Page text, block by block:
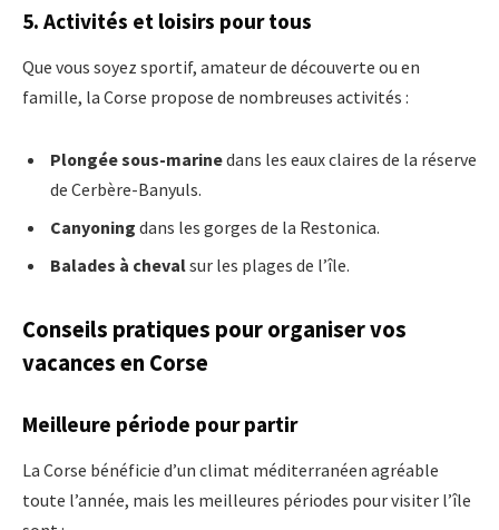
5. Activités et loisirs pour tous
Que vous soyez sportif, amateur de découverte ou en
famille, la Corse propose de nombreuses activités :
Plongée sous-marinedans les eaux claires de la réserve
de Cerbère-Banyuls.
Canyoning dans les gorges de la Restonica.
Balades à chevalsur les plages de l’île.
Conseils pratiques pour organiser vos
vacances en Corse
Meilleure période pour partir
La Corse bénéficie d’un climat méditerranéen agréable
toute l’année, mais les meilleures périodes pour visiter l’île